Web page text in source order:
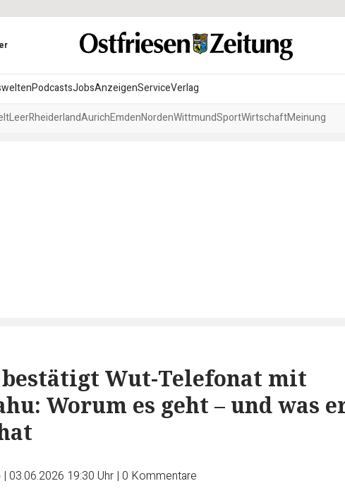
PodcastsJobsAnzeigenServiceVerlag
LeerRheiderlandAurichEmdenNordenWittmundSportWirtschaftMeinung
Wut-Telefonat mit
Worum es geht – und was
| 03.06.2026 19:30 Uhr | 0 Kommentare